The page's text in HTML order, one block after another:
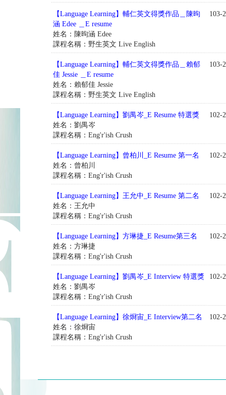
【Language Learning】輔仁英文得獎作品＿陳昫
涵 Edee ＿E resume
姓名：陳昫涵 Edee
課程名稱：野生英文 Live English
103-2
【Language Learning】輔仁英文得獎作品＿賴郁
佳 Jessie ＿E resume
姓名：賴郁佳 Jessie
課程名稱：野生英文 Live English
103-2
【Language Learning】劉禺岑_E Resume 特選獎
姓名：劉禺岑
課程名稱：Eng'r'ish Crush
102-2
【Language Learning】曾柏川_E Resume 第一名
姓名：曾柏川
課程名稱：Eng'r'ish Crush
102-2
【Language Learning】王允中_E Resume 第二名
姓名：王允中
課程名稱：Eng'r'ish Crush
102-2
【Language Learning】方琳捷_E Resume第三名
姓名：方琳捷
課程名稱：Eng'r'ish Crush
102-2
【Language Learning】劉禺岑_E Interview 特選獎
姓名：劉禺岑
課程名稱：Eng'r'ish Crush
102-2
【Language Learning】徐烱宙_E Interview第二名
姓名：徐烱宙
課程名稱：Eng'r'ish Crush
102-2